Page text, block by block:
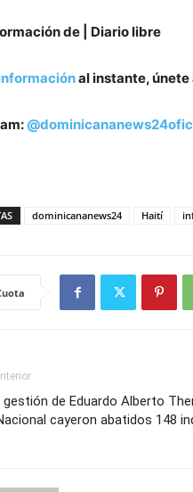
de | Diario libre
al instante,
dominicananews24 Haití
gestión de Eduardo Alberto
cayeron abatidos 148